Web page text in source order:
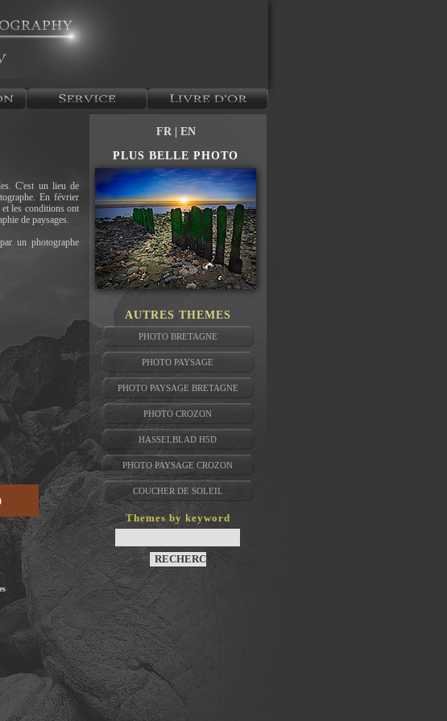
C'est un lieu de
En février
les conditions ont
de paysages.
un photographe
FR
| EN
PLUS BELLE PHOTO
AUTRES THEMES
PHOTO BRETAGNE
PHOTO PAYSAGE
PHOTO PAYSAGE BRETAGNE
PHOTO CROZON
HASSELBLAD H5D
PHOTO PAYSAGE CROZON
COUCHER DE SOLEIL
Themes by keyword